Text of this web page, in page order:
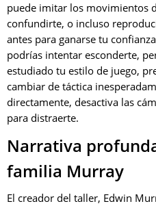
puede imitar los movimientos
confundirte, o incluso
antes para ganarse tu
podrías intentar esconderte,
estudiado tu estilo de juego,
cambiar de táctica
directamente, desactiva las
para distraerte.
Narrativa
familia Murray
El creador del taller, Edwin